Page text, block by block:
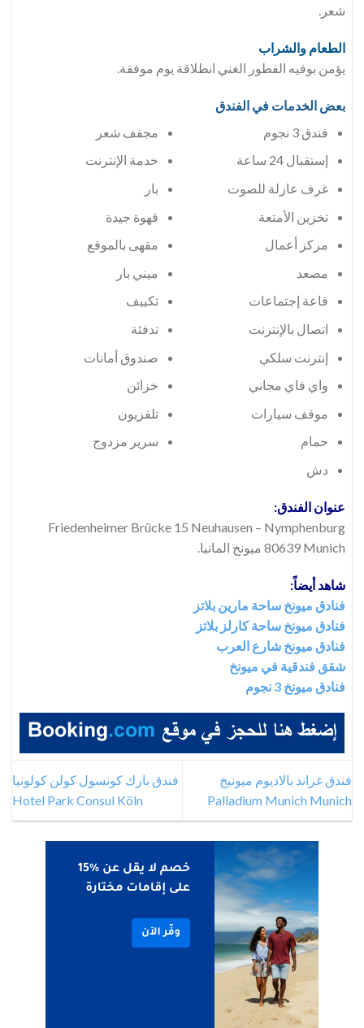
شعر.
الطعام والشراب
يؤمن بوفيه الفطور الغني انطلاقة يوم موفقة.
بعض الخدمات في الفندق
فندق 3 نجوم
إستقبال 24 ساعة
غرف عازلة للصوت
تخزين الأمتعة
مركز أعمال
مصعد
قاعة إجتماعات
اتصال بالإنترنت
إنترنت سلكي
واي فاي مجاني
موقف سيارات
حمام
دش
مجفف شعر
خدمة الإنترنت
بار
قهوة جيدة
مقهى بالموقع
ميني بار
تكييف
تدفئة
صندوق أمانات
خزائن
تلفزيون
سرير مزدوج
عنوان الفندق:
Friedenheimer Brücke 15 Neuhausen – Nymphenburg
80639 Munich ميونخ المانيا.
شاهد أيضاً:
فنادق ميونخ ساحة مارين بلاتز
فنادق ميونخ ساحة كارلز بلاتز
فنادق ميونخ شارع العرب
شقق فندقية في ميونخ
فنادق ميونخ 3 نجوم
فندق غراند بالاديوم ميونيخ
Palladium Munich Munich
فندق بارك كونسول كولن كولونيا
Hotel Park Consul Köln